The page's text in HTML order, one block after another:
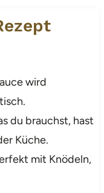
wird
du brauchst, hast
Küche.
mit Knödeln,